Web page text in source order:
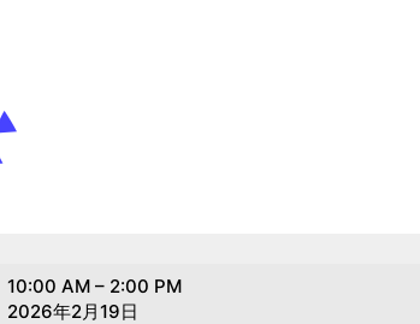
お
楽
10:00 AM – 2:00 PM
2026年2月19日